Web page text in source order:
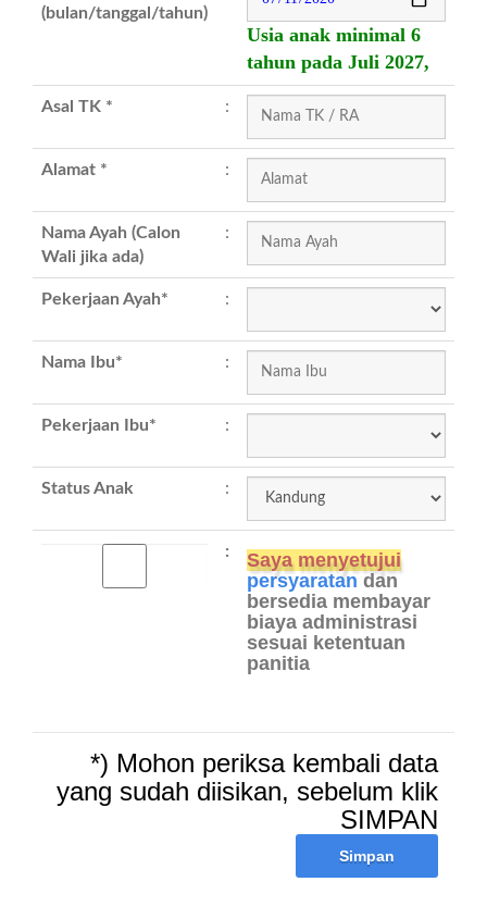
(bulan/tanggal/tahun)
Usia anak minimal 6
tahun pada Juli 2027,
Asal TK * :
Alamat * :
Nama Ayah (Calon
Wali jika ada)
:
Pekerjaan Ayah* :
Nama Ibu* :
Pekerjaan Ibu* :
Status Anak :
:
Saya menyetujui
persyaratan dan
bersedia membayar
biaya administrasi
sesuai ketentuan
panitia
*) Mohon periksa kembali data
yang sudah diisikan, sebelum klik
SIMPAN
Simpan